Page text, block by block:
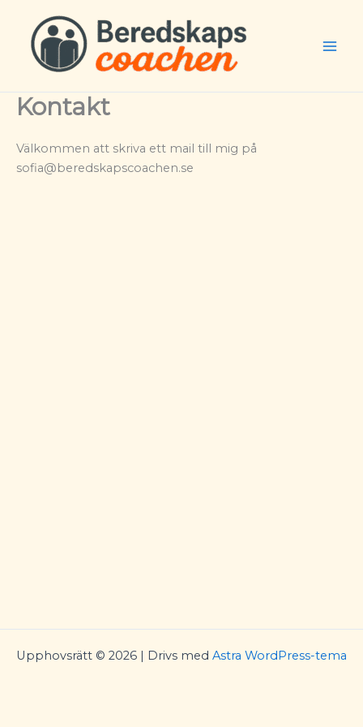
innehåll
Kontakt
Välkommen att skriva ett mail till mig på
sofia@beredskapscoachen.se
Upphovsrätt © 2026 | Drivs med Astra WordPress-tema